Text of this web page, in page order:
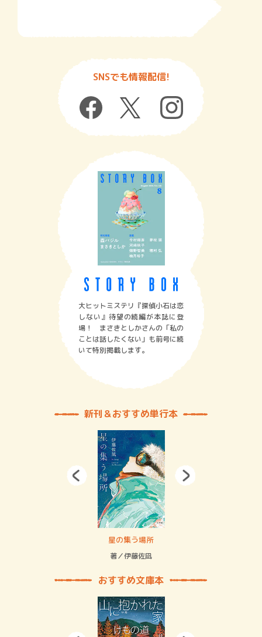
SNSでも情報配信!
大ヒットミステリ『探偵小石は恋
しない』待望の続編が本誌に登
場！ まさきとしかさんの「私の
ことは話したくない」も前号に続
いて特別掲載します。
新刊＆おすすめ単行本
星の集う場所
著／伊藤佐凪
おすすめ文庫本